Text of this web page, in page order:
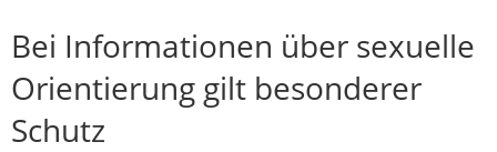
Bei Informationen über sexuelle
Orientierung gilt besonderer
Schutz